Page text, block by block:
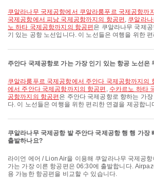
쿠알라나무 국제공항에서 쿠알라룸푸르 국제공항까
국제공항에서 피낭 국제공항까지의 항공편 , 쿠알라
노 하타 국제공항까지의 항공편 은 쿠알라나무 국제
기 있는 공항 노선입니다. 이 노선들은 여행을 위한
주안다 국제공항로 가는 가장 인기 있는 항공 노선은
쿠알라룸푸르 국제공항에서 주안다 국제공항까지의
에서 주안다 국제공항까지의 항공편 , 수카르노 하타
공항까지의 항공편 은 주안다 국제공항로 향하는 가
다. 이 노선들은 여행을 위한 편리한 연결을 제공합니
쿠알라나무 국제공항 발 주안다 국제공항 행 행 가장
출발하나요?
라이언 에어 / Lion Air을 이용해 쿠알라나무 국제공항에서 주안다 국제공항로
가는 가장 이른 항공편은 06:30에 출발합니다.
용 가능한 항공편을 비교할 수 있습니다.